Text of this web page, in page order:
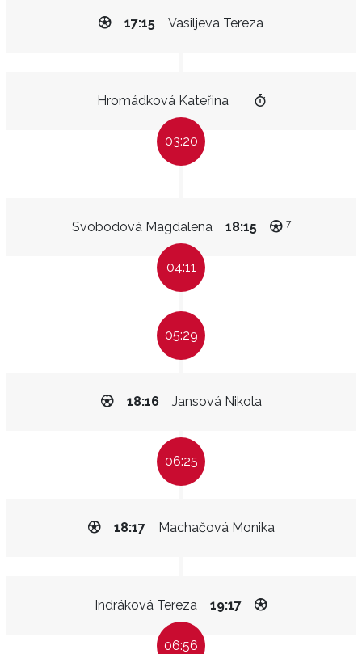
Vasiljeva Tereza
17:15
Hromádková Kateřina
03:20
Svobodová Magdalena 18:15 7
04:11
05:29
Jansová Nikola
18:16
06:25
Machačová Monika
18:17
Indráková Tereza 19:17
06:56